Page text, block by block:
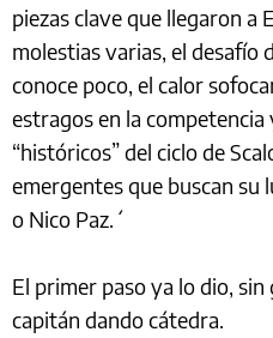
piezas clave que llegaron a
molestias varias, el desafío
conoce poco, el calor
estragos en la
“históricos” del ciclo de
emergentes que buscan su
o Nico Paz.´
El primer paso ya lo dio,
capitán dando cátedra.